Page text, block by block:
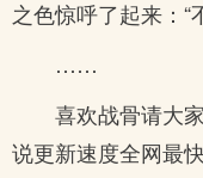
之色惊呼了起来：“
……
喜欢战骨请大
说更新速度全网最快